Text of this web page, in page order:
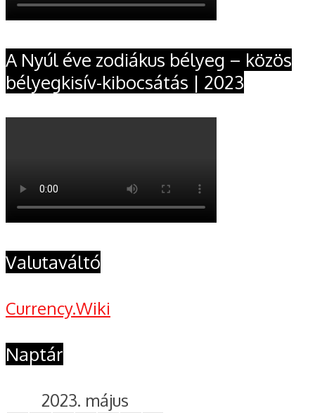
A Nyúl éve zodiákus bélyeg – közös
bélyegkisív-kibocsátás | 2023
Valutaváltó
Currency.Wiki
Naptár
2023. május